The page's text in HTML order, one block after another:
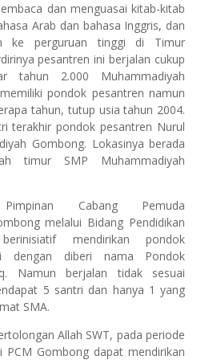
dan menguasai kitab-kitab
Arab dan bahasa Inggris, dan
ke perguruan tinggi di Timur
pesantren ini berjalan cukup
tahun 2.000 Muhammadiyah
pondok pesantren namun
tahun, tutup usia tahun 2004.
terakhir pondok pesantren Nurul
Gombong. Lokasinya berada
timur SMP Muhammadiyah
Cabang Pemuda
melalui Bidang Pendidikan
mendirikan pondok
dengan diberi nama Pondok
Namun berjalan tidak sesuai
5 santri dan hanya 1 yang
SMA.
Allah SWT, pada periode
Gombong dapat mendirikan